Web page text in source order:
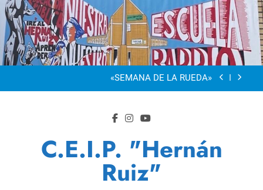
Saltar
al
contenido
“Visibles Sí”
Dia De La Familia
«SEMANA DE LA RUEDA»
Dia De La Familia
«SEMANA DE LA RUEDA»
C.E.I.P. "Hernán
Ruiz"